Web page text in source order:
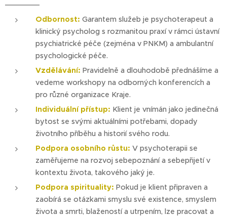
Odbornost: Garantem služeb je psychoterapeut a
klinický psycholog s rozmanitou praxí v rámci ústavní
psychiatrické péče (zejména v PNKM) a ambulantní
psychologické péče.
Vzdělávání: Pravidelně a dlouhodobě přednášíme a
vedeme workshopy na odborných konferencích a
pro různé organizace Kraje.
Individuální přístup: Klient je vnímán jako jedinečná
bytost se svými aktuálními potřebami, dopady
životního příběhu a historií svého rodu.
Podpora osobního růstu: V psychoterapii se
zaměřujeme na rozvoj sebepoznání a sebepřijetí v
kontextu života, takového jaký je.
Podpora spirituality: Pokud je klient připraven a
zaobírá se otázkami smyslu své existence, smyslem
života a smrti, blažeností a utrpením, lze pracovat a